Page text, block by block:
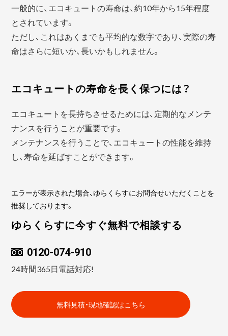
一般的に、エコキュートの寿命は、約10年から15年程度
とされています。
ただし、これはあくまでも平均的な数字であり、実際の寿
命はさらに短いか、長いかもしれません。
エコキュートの寿命を長く保つには？
エコキュートを長持ちさせるためには、定期的なメンテ
ナンスを行うことが重要です。
メンテナンスを行うことで、エコキュートの性能を維持
し、寿命を延ばすことができます。
エラーが表示された場合、ゆらくらすにお問合せいただくことを
推奨しております。
ゆらくらすに今すぐ無料で相談する
0120-074-910
24時間365日電話対応!
無料見積・現地確認はこちら